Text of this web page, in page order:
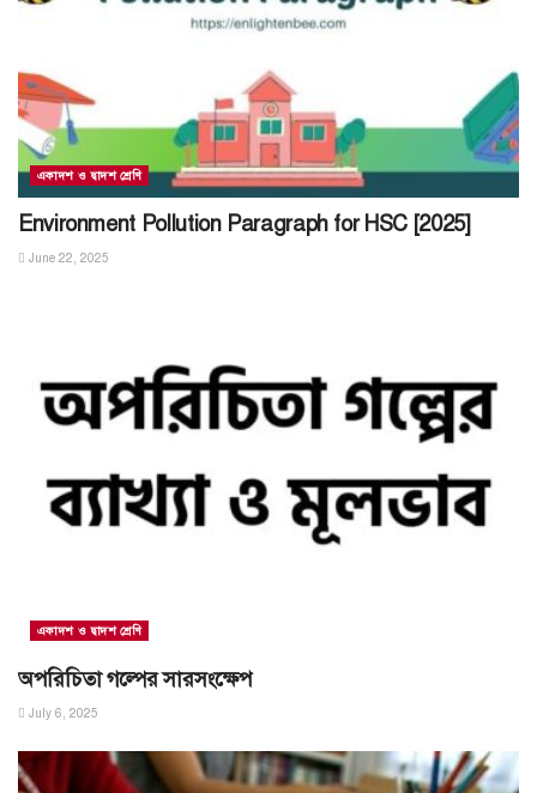
একাদশ ও দ্বাদশ শ্রেণি
Environment Pollution Paragraph for HSC [2025]
June 22, 2025
একাদশ ও দ্বাদশ শ্রেণি
অপরিচিতা গল্পের সারসংক্ষেপ
July 6, 2025